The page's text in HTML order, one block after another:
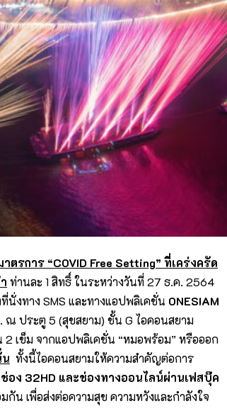
ตรการ “COVID Free Setting” ที่เคร่งครัด
ท่านละ 1 สิทธิ์ ในระหว่างวันที่ 27 ธ.ค. 2564
งทาง SMS และทางแอปพลิเคชั่น ONESIAM
ณ ประตู 5 (สุขสยาม) ชั้น G ไอคอนสยาม
2 เข็ม จากแอปพลิเคชั่น “หมอพร้อม” หรือออก
ทั้งนี้ไอคอนสยามให้ความสำคัญต่อการ
อง 32HD และช่องทางออนไลน์ผ่านเฟสบุ๊ค
น เพื่อส่งต่อความสุข ความหวังและกำลังใจ